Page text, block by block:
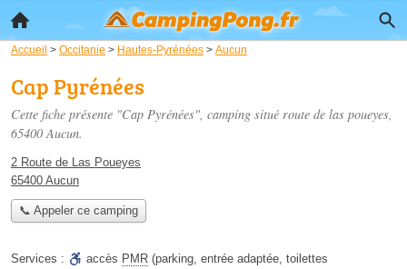
Accueil > Occitanie > Hautes-Pyrénées > Aucun
Cap Pyrénées
Cette fiche présente "Cap Pyrénées", camping situé route de las poueyes,
65400 Aucun.
2 Route de Las Poueyes
65400 Aucun
📞 Appeler ce camping
Services : accès PMR (parking, entrée adaptée, toilettes